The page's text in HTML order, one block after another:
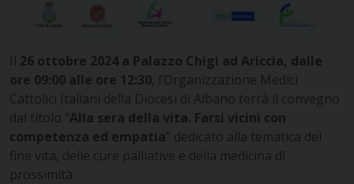
Il 26 ottobre 2024 a Palazzo Chigi ad Ariccia, dalle
ore 09:00 alle ore 12:30 , l’Organizzazione Medici
Cattolici Italiani della Diocesi di Albano terrà il convegno
dal titolo “Alla sera della vita. Farsi vicini con
competenza ed empatia” dedicato alla tematica del
fine vita, delle cure palliative e della medicina di
prossimità.